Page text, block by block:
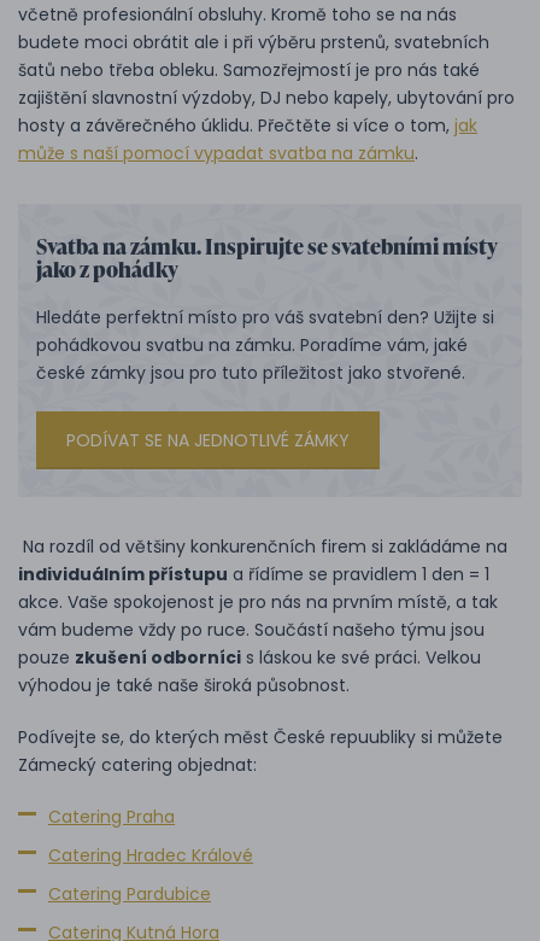
včetně profesionální obsluhy. Kromě toho se na nás
budete moci obrátit ale i při výběru prstenů, svatebních
šatů nebo třeba obleku. Samozřejmostí je pro nás také
zajištění slavnostní výzdoby, DJ nebo kapely, ubytování pro
hosty a závěrečného úklidu. Přečtěte si více o tom, jak
může s naší pomocí vypadat svatba na zámku.
Svatba na zámku. Inspirujte se svatebními místy
jako z pohádky
Hledáte perfektní místo pro váš svatební den? Užijte si
pohádkovou svatbu na zámku. Poradíme vám, jaké
české zámky jsou pro tuto příležitost jako stvořené.
PODÍVAT SE NA JEDNOTLIVÉ ZÁMKY
Na rozdíl od většiny konkurenčních firem si zakládáme na
individuálním přístupu a řídíme se pravidlem 1 den = 1
akce. Vaše spokojenost je pro nás na prvním místě, a tak
vám budeme vždy po ruce. Součástí našeho týmu jsou
pouze zkušení odborníci s láskou ke své práci. Velkou
výhodou je také naše široká působnost.
Podívejte se, do kterých měst České repuubliky si můžete
Zámecký catering objednat:
Catering Praha
Catering Hradec Králové
Catering Pardubice
Catering Kutná Hora